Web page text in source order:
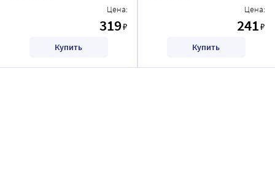
Цена:
319₽
Купить
Цена:
241₽
Купить